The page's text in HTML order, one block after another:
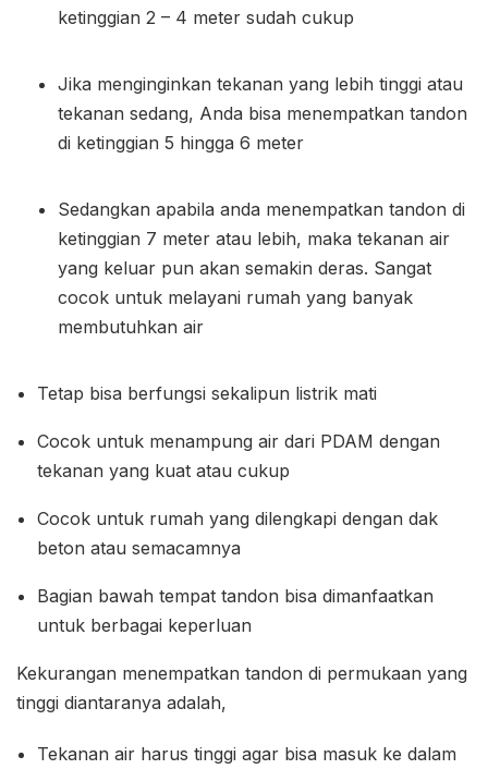
ketinggian 2 – 4 meter sudah cukup
Jika menginginkan tekanan yang lebih tinggi atau
tekanan sedang, Anda bisa menempatkan tandon
di ketinggian 5 hingga 6 meter
Sedangkan apabila anda menempatkan tandon di
ketinggian 7 meter atau lebih, maka tekanan air
yang keluar pun akan semakin deras. Sangat
cocok untuk melayani rumah yang banyak
membutuhkan air
Tetap bisa berfungsi sekalipun listrik mati
Cocok untuk menampung air dari PDAM dengan
tekanan yang kuat atau cukup
Cocok untuk rumah yang dilengkapi dengan dak
beton atau semacamnya
Bagian bawah tempat tandon bisa dimanfaatkan
untuk berbagai keperluan
Kekurangan menempatkan tandon di permukaan yang
tinggi diantaranya adalah,
Tekanan air harus tinggi agar bisa masuk ke dalam